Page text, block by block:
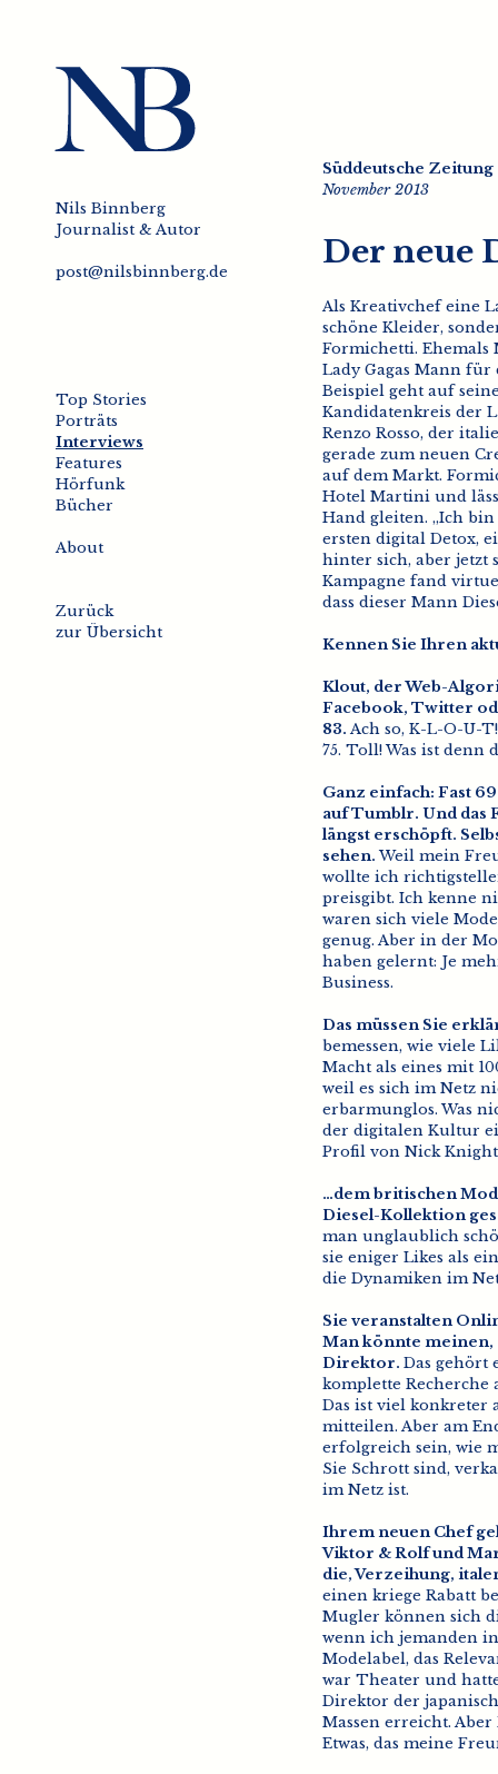
Nils Binnberg
Journalist & Autor
post@nilsbinnberg.de
Süddeutsche Zeitung
November 2013
Der neue
Als Kreativchef eine
schöne Kleider,
Formichetti. Ehemals
Lady Gagas Mann
Beispiel geht auf
Kandidatenkreis der
Renzo Rosso, der
gerade zum neuen
auf dem Markt.
Hotel Martini und
Hand gleiten. „Ich
ersten digital Detox,
hinter sich, aber jetzt
Kampagne fand
dass dieser Mann
Kennen Sie Ihren
Klout, der Web-
Facebook, Twitter
83.Ach so, K-L-O-U-
75. Toll! Was ist denn
Ganz einfach: Fast
auf Tumblr. Und das
längst erschöpft.
sehen.Weil mein
wollte ich
preisgibt. Ich kenne
waren sich viele
genug. Aber in der
haben gelernt: Je
Business.
Das müssen Sie
bemessen, wie viele
Macht als eines mit
weil es sich im Netz
erbarmunglos. Was
der digitalen Kultur
Profil von Nick
…dem britischen
Diesel-Kollektion
man unglaublich
sie eniger Likes als
die Dynamiken im
Sie veranstalten
Man könnte meinen,
Direktor. Das gehört
komplette
Das ist viel konkreter
mitteilen. Aber am
erfolgreich sein, wie
Sie Schrott sind,
im Netz ist.
Ihrem neuen Chef
Viktor & Rolf und
die, Verzeihung,
einen kriege Rabatt
Mugler können sich
wenn ich jemanden
Modelabel, das
war Theater und
Direktor der
Massen erreicht.
Etwas, das meine
Top Stories
Porträts
Interviews
Features
Hörfunk
Bücher
About
Zurück
zur Übersicht